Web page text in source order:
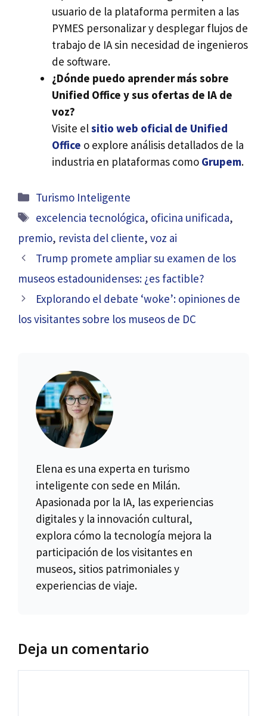
usuario de la plataforma permiten a las
PYMES personalizar y desplegar flujos de
trabajo de IA sin necesidad de ingenieros
de software.
¿Dónde puedo aprender más sobre
Unified Office y sus ofertas de IA de
voz?
Visite elsitio web oficial de Unified
Office o explore análisis detallados de la
industria en plataformas como Grupem.
Categorías
Turismo Inteligente
Etiquetas
excelencia tecnológica, oficina unificada,
premio, revista del cliente, voz ai
Trump promete ampliar su examen de los
museos estadounidenses: ¿es factible?
Explorando el debate ‘woke’: opiniones de
los visitantes sobre los museos de DC
Elena es una experta en turismo
inteligente con sede en Milán.
Apasionada por la IA, las experiencias
digitales y la innovación cultural,
explora cómo la tecnología mejora la
participación de los visitantes en
museos, sitios patrimoniales y
experiencias de viaje.
Deja un comentario